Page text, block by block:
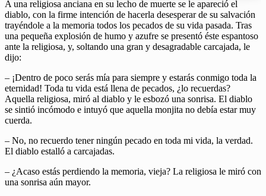
A una religiosa anciana en su lecho de muerte se le apareció el
diablo, con la firme intención de hacerla desesperar de su salvación
trayéndole a la memoria todos los pecados de su vida pasada. Tras
una pequeña explosión de humo y azufre se presentó éste espantoso
ante la religiosa, y, soltando una gran y desagradable carcajada, le
dijo:
– ¡Dentro de poco serás mía para siempre y estarás conmigo toda la
eternidad! Toda tu vida está llena de pecados, ¿lo recuerdas?
Aquella religiosa, miró al diablo y le esbozó una sonrisa. El diablo
se sintió incómodo e intuyó que aquella monjita no debía estar muy
cuerda.
– No, no recuerdo tener ningún pecado en toda mi vida, la verdad.
El diablo estalló a carcajadas.
– ¿Acaso estás perdiendo la memoria, vieja? La religiosa le miró con
una sonrisa aún mayor.